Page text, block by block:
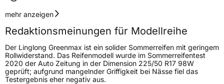
Geschwindigkeitsindex
Höchstgeschwindigkeit
170 km/h
Lastindex115/113
Höchstlast1215/1150 kg
mehr anzeigen
Redaktionsmeinungen für Modellreihe
Der Linglong Greenmax ist ein solider Sommerreifen mit geringem
Rollwiderstand. Das Reifenmodell wurde im Sommerreifentest
2020 der Auto Zeitung in der Dimension 225/50 R17 98W
geprüft; aufgrund mangelnder Griffigkeit bei Nässe fiel das
Testergebnis eher negativ aus.